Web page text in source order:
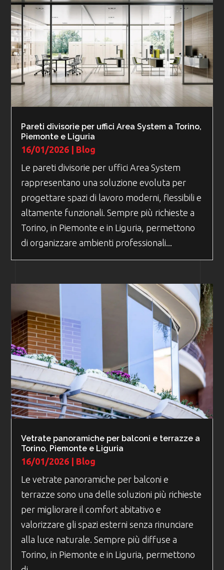
Pareti divisorie per uffici Area System a Torino,
Piemonte e Liguria
16/01/2026
Blog
Le pareti divisorie per uffici Area System
rappresentano una soluzione evoluta per
progettare spazi di lavoro moderni, flessibili e
altamente funzionali. Sempre più richieste a
Torino, in Piemonte e in Liguria, permettono
di organizzare ambienti professionali...
Vetrate panoramiche per balconi e terrazze a
Torino, Piemonte e Liguria
16/01/2026 | Blog
Le vetrate panoramiche per balconi e
terrazze sono una delle soluzioni più richieste
per migliorare il comfort abitativo e
valorizzare gli spazi esterni senza rinunciare
alla luce naturale. Sempre più diffuse a
Torino, in Piemonte e in Liguria, permettono